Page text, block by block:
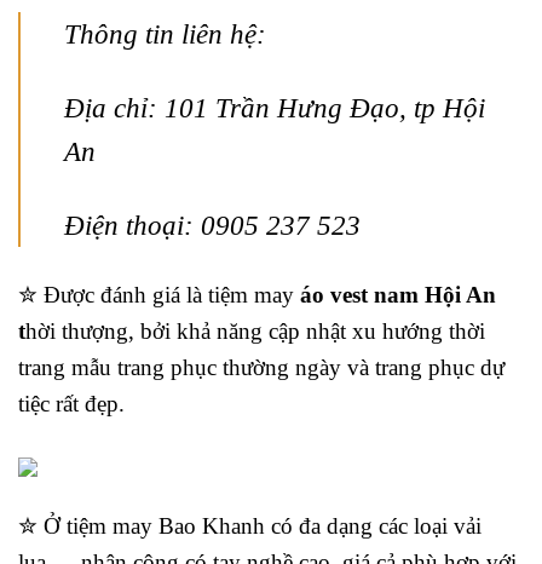
Thông tin liên hệ:
Địa chỉ: 101 Trần Hưng Đạo, tp Hội
An
Điện thoại: 0905 237 523
✮ Được đánh giá là tiệm may áo vest nam Hội An
thời thượng, bởi khả năng cập nhật xu hướng thời
trang mẫu trang phục thường ngày và trang phục dự
tiệc rất đẹp.
✮ Ở tiệm may Bao Khanh có đa dạng các loại vải